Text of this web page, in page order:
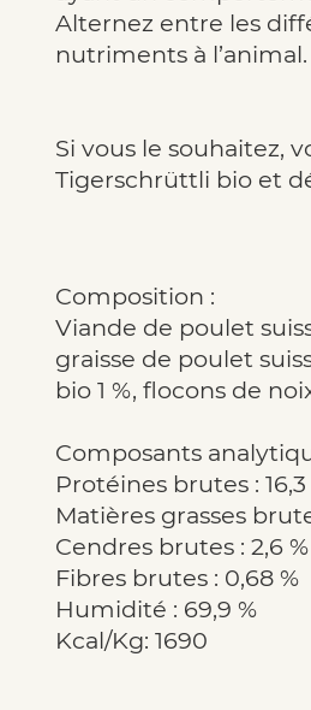
Alternez entre les
nutriments à l’animal.
Si vous le souhaitez,
Tigerschrüttli bio et
Composition :
Viande de poulet
graisse de poulet
bio 1 %, flocons de
Composants
Protéines brutes : 16,3
Matières grasses
Cendres brutes : 2,6 %
Fibres brutes : 0,68 %
Humidité : 69,9 %
Kcal/Kg: 1690